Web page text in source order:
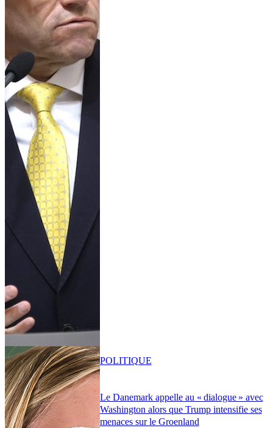
Le Danemark appelle au « dialogue » avec
Washington alors que Trump intensifie ses
menaces sur le Groenland
POLITIQUE